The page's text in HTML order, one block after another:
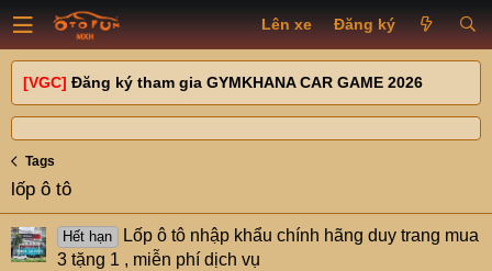
Lên xe Đăng ký
[VGC] Đăng ký tham gia GYMKHANA CAR GAME 2026
Tags
lốp ô tô
Hết hạn
Lốp ô tô nhập khẩu chính hãng duy trang mua
3 tặng 1 , miễn phí dịch vụ